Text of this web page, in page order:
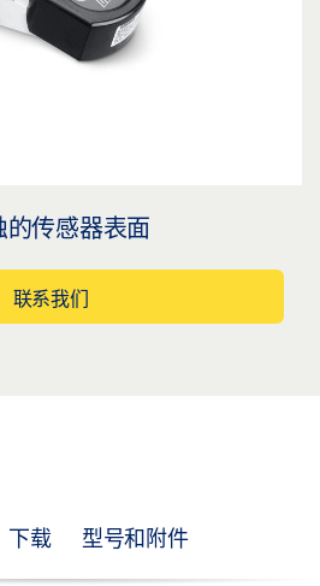
传感器表面
联系我们
下载 型号和附件